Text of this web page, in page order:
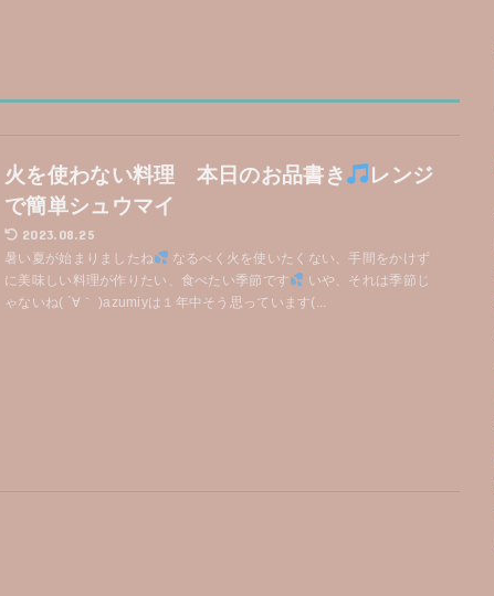
火を使わない料理 本日のお品書き
レンジ
で簡単シュウマイ
2023.08.25
暑い夏が始まりましたね
なるべく火を使いたくない、手間をかけず
に美味しい料理が作りたい、食べたい季節です
いや、それは季節じ
ゃないね( ´∀｀ )azumiyは１年中そう思っています(...